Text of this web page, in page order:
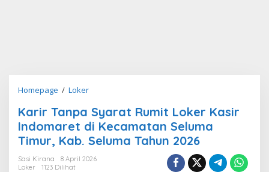
Homepage / LokerKarir
Syarat
Rumit
Loker
Indomaret
Karir Tanpa Syarat Rumit Loker Kasir
Indomaret di Kecamatan Seluma
Timur, Kab. Seluma Tahun 2026
Sasi Kirana
8 April 2026
Loker
1123 Dilihat